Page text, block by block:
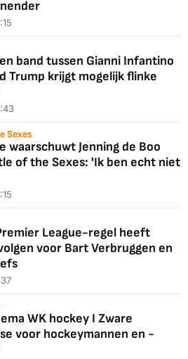
band tussen Gianni Infantino
Trump krijgt mogelijk flinke
Sexes
waarschuwt Jenning de Boo
of the Sexes: 'Ik ben echt niet
League-regel heeft
voor Bart Verbruggen en
WK hockey I Zware
voor hockeymannen en -